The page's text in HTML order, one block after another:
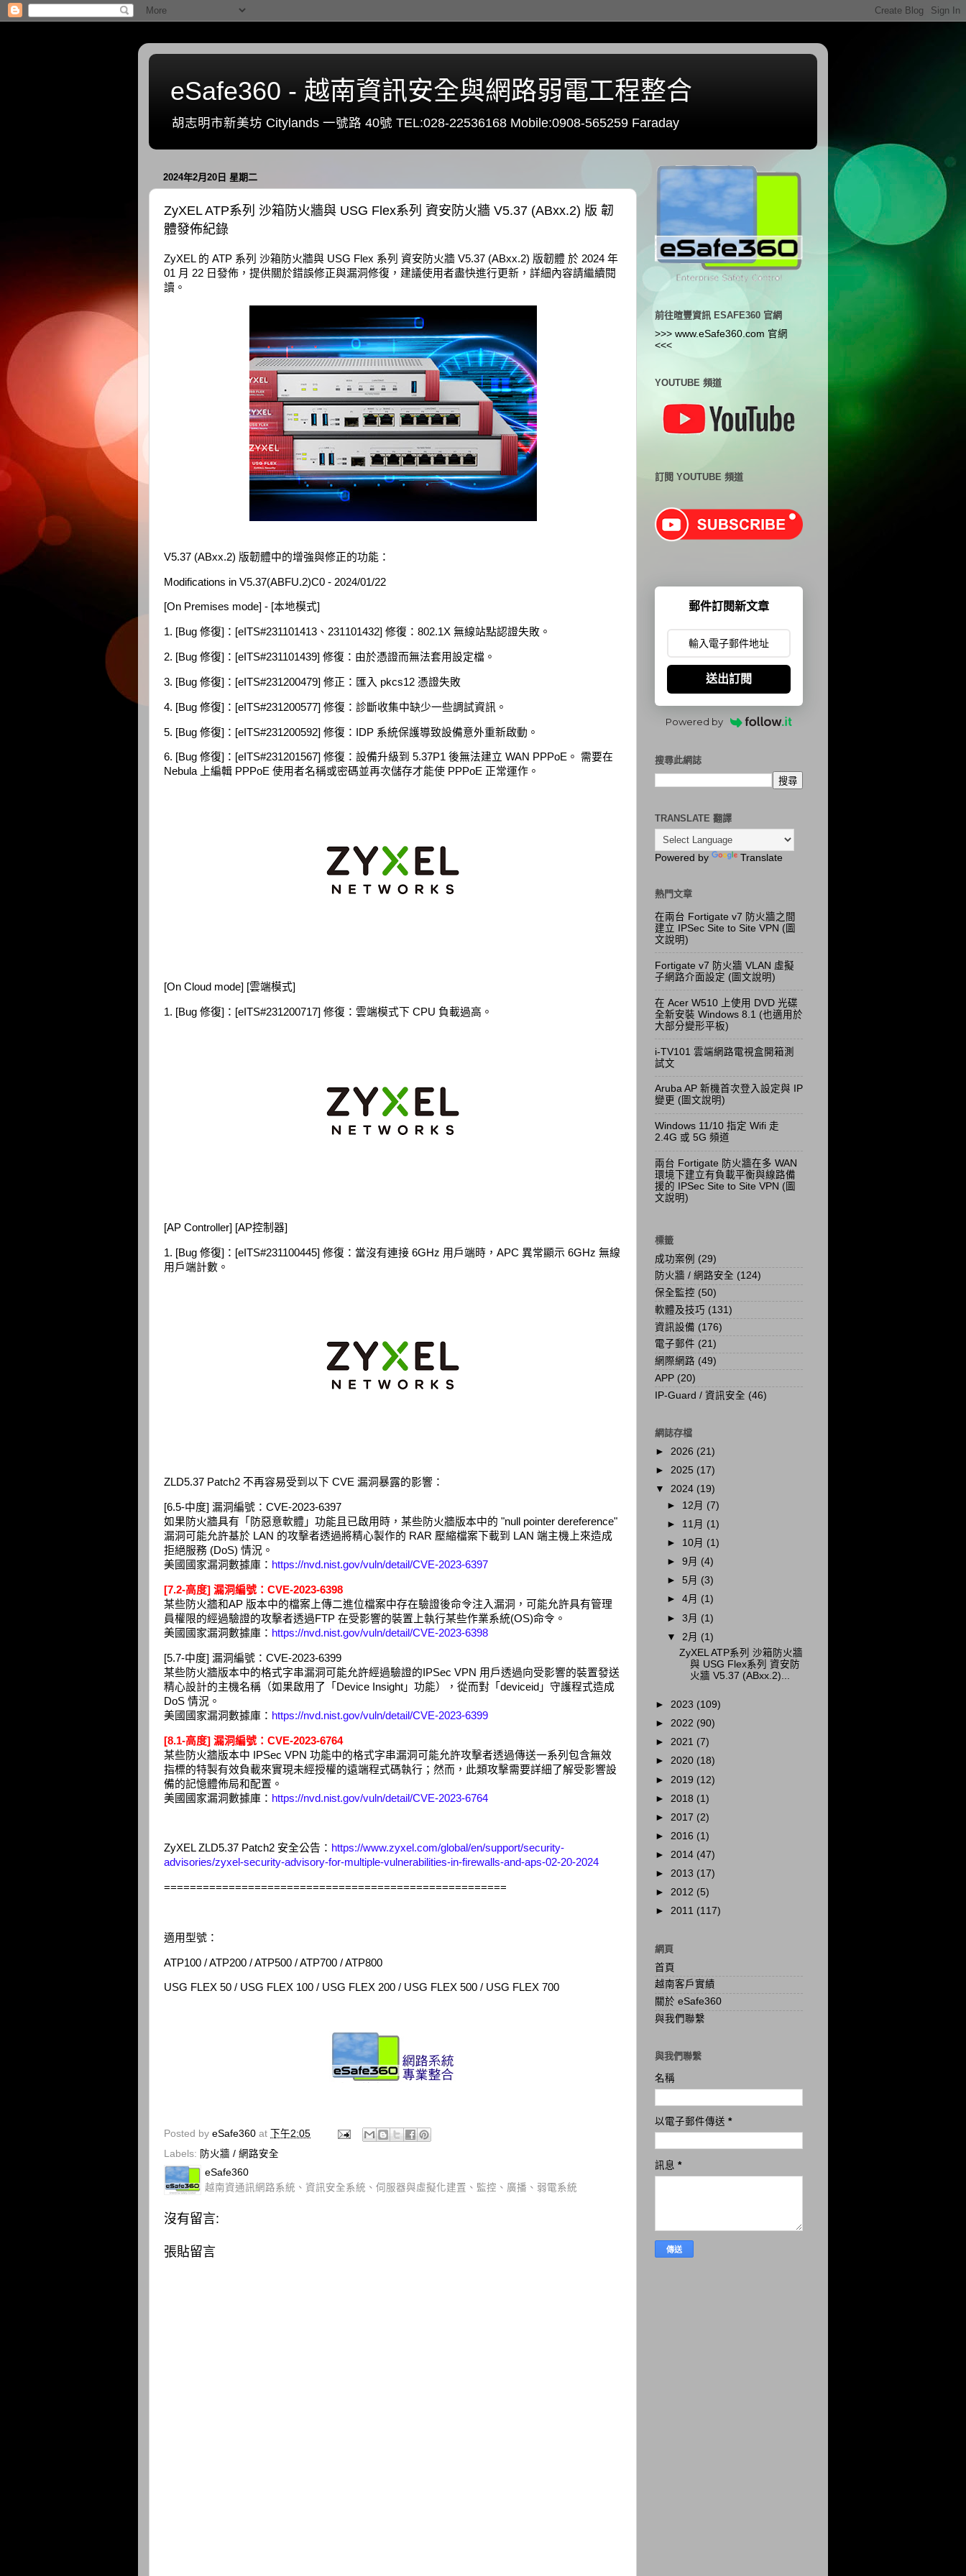
eSafe360 - 越南資訊安全與網路弱電工程整合
胡志明市新美坊 Citylands 一號路 40號 TEL:028-22536168 Mobile:0908-565259 Faraday
2024年2月20日 星期二
ZyXEL ATP系列 沙箱防火牆與 USG Flex系列 資安防火牆 V5.37 (ABxx.2) 版 韌
體發佈紀錄
ZyXEL 的 ATP 系列 沙箱防火牆與 USG Flex 系列 資安防火牆 V5.37 (ABxx.2) 版韌體 於 2024 年
01 月 22 日發佈，提供關於錯誤修正與漏洞修復，建議使用者盡快進行更新，詳細內容請繼續閱
讀。
V5.37 (ABxx.2) 版韌體中的增強與修正的功能：
Modifications in V5.37(ABFU.2)C0 - 2024/01/22
[On Premises mode] - [本地模式]
1. [Bug 修復]：[eITS#231101413、231101432] 修復：802.1X 無線站點認證失敗。
2. [Bug 修復]：[eITS#231101439] 修復：由於憑證而無法套用設定檔。
3. [Bug 修復]：[eITS#231200479] 修正：匯入 pkcs12 憑證失敗
4. [Bug 修復]：[eITS#231200577] 修復：診斷收集中缺少一些調試資訊。
5. [Bug 修復]：[eITS#231200592] 修復：IDP 系統保護導致設備意外重新啟動。
6. [Bug 修復]：[eITS#231201567] 修復：設備升級到 5.37P1 後無法建立 WAN PPPoE。 需要在
Nebula 上編輯 PPPoE 使用者名稱或密碼並再次儲存才能使 PPPoE 正常運作。
[On Cloud mode] [雲端模式]
1. [Bug 修復]：[eITS#231200717] 修復：雲端模式下 CPU 負載過高。
[AP Controller] [AP控制器]
1. [Bug 修復]：[eITS#231100445] 修復：當沒有連接 6GHz 用戶端時，APC 異常顯示 6GHz 無線
用戶端計數。
ZLD5.37 Patch2 不再容易受到以下 CVE 漏洞暴露的影響：
[6.5-中度] 漏洞編號：CVE-2023-6397
如果防火牆具有「防惡意軟體」功能且已啟用時，某些防火牆版本中的 "null pointer dereference"
漏洞可能允許基於 LAN 的攻擊者透過將精心製作的 RAR 壓縮檔案下載到 LAN 端主機上來造成
拒絕服務 (DoS) 情況。
美國國家漏洞數據庫： https://nvd.nist.gov/vuln/detail/CVE-2023-6397
[7.2-高度] 漏洞編號：CVE-2023-6398
某些防火牆和AP 版本中的檔案上傳二進位檔案中存在驗證後命令注入漏洞，可能允許具有管理
員權限的經過驗證的攻擊者透過FTP 在受影響的裝置上執行某些作業系統(OS)命令。
美國國家漏洞數據庫： https://nvd.nist.gov/vuln/detail/CVE-2023-6398
[5.7-中度] 漏洞編號：CVE-2023-6399
某些防火牆版本中的格式字串漏洞可能允許經過驗證的IPSec VPN 用戶透過向受影響的裝置發送
精心設計的主機名稱（如果啟用了「Device Insight」功能），從而對「deviceid」守護程式造成
DoS 情況。
美國國家漏洞數據庫： https://nvd.nist.gov/vuln/detail/CVE-2023-6399
[8.1-高度] 漏洞編號：CVE-2023-6764
某些防火牆版本中 IPSec VPN 功能中的格式字串漏洞可能允許攻擊者透過傳送一系列包含無效
指標的特製有效負載來實現未經授權的遠端程式碼執行；然而，此類攻擊需要詳細了解受影響設
備的記憶體佈局和配置。
美國國家漏洞數據庫： https://nvd.nist.gov/vuln/detail/CVE-2023-6764
ZyXEL ZLD5.37 Patch2 安全公告： https://www.zyxel.com/global/en/support/security-
advisories/zyxel-security-advisory-for-multiple-vulnerabilities-in-firewalls-and-aps-02-20-2024
=====================================================
適用型號：
ATP100 / ATP200 / ATP500 / ATP700 / ATP800
USG FLEX 50 / USG FLEX 100 / USG FLEX 200 / USG FLEX 500 / USG FLEX 700
Posted by eSafe360 at
下午2:05
Labels: 防火牆 / 網路安全
eSafe360
越南資通訊網路系統、資訊安全系統、伺服器與虛擬化建置、監控、廣播、弱電系統
沒有留言:
張貼留言
前往暄豐資訊 ESAFE360 官網
>>> www.eSafe360.com 官網
<<<
YOUTUBE 頻道
訂閱 YOUTUBE 頻道
郵件訂閱新文章
送出訂閱
Powered by
搜尋此網誌
TRANSLATE 翻譯
Powered by Translate
熱門文章
在兩台 Fortigate v7 防火牆之間
建立 IPSec Site to Site VPN (圖
文說明)
Fortigate v7 防火牆 VLAN 虛擬
子網路介面設定 (圖文說明)
在 Acer W510 上使用 DVD 光碟
全新安裝 Windows 8.1 (也適用於
大部分變形平板)
i-TV101 雲端網路電視盒開箱測
試文
Aruba AP 新機首次登入設定與 IP
變更 (圖文說明)
Windows 11/10 指定 Wifi 走
2.4G 或 5G 頻道
兩台 Fortigate 防火牆在多 WAN
環境下建立有負載平衡與線路備
援的 IPSec Site to Site VPN (圖
文說明)
標籤
成功案例 (29)
防火牆 / 網路安全 (124)
保全監控 (50)
軟體及技巧 (131)
資訊設備 (176)
電子郵件 (21)
網際網路 (49)
APP (20)
IP-Guard / 資訊安全 (46)
網誌存檔
► 2026 (21)
► 2025 (17)
▼ 2024 (19)
► 12月 (7)
► 11月 (1)
► 10月 (1)
►9月 (4)
►5月 (3)
►4月 (1)
►3月 (1)
▼ 2月 (1)
ZyXEL ATP系列 沙箱防火牆
與 USG Flex系列 資安防
火牆 V5.37 (ABxx.2)...
► 2023 (109)
► 2022 (90)
► 2021 (7)
► 2020 (18)
► 2019 (12)
► 2018 (1)
► 2017 (2)
► 2016 (1)
► 2014 (47)
► 2013 (17)
► 2012 (5)
► 2011 (117)
網頁
首頁
越南客戶實績
關於 eSafe360
與我們聯繫
與我們聯繫
名稱
以電子郵件傳送 *
訊息 *